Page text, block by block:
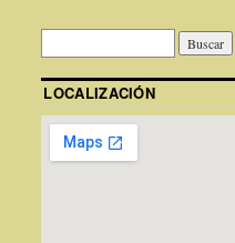
LOCALIZACIÓN